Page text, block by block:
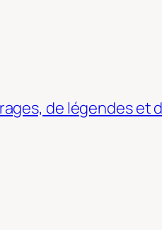
de légendes et